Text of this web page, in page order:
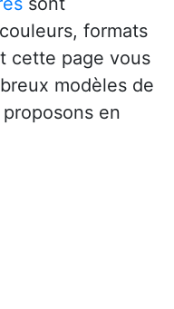
formats
cette page vous
modèles de
en